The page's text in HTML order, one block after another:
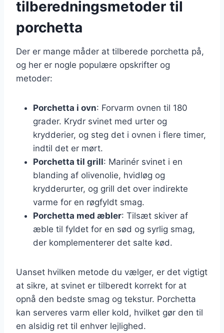
tilberedningsmetoder til
porchetta
Der er mange måder at tilberede porchetta på,
og her er nogle populære opskrifter og
metoder:
Porchetta i ovn: Forvarm ovnen til 180
grader. Krydr svinet med urter og
krydderier, og steg det i ovnen i flere timer,
indtil det er mørt.
Porchetta til grill: Marinér svinet i en
blanding af olivenolie, hvidløg og
krydderurter, og grill det over indirekte
varme for en røgfyldt smag.
Porchetta med æbler: Tilsæt skiver af
æble til fyldet for en sød og syrlig smag,
der komplementerer det salte kød.
Uanset hvilken metode du vælger, er det vigtigt
at sikre, at svinet er tilberedt korrekt for at
opnå den bedste smag og tekstur. Porchetta
kan serveres varm eller kold, hvilket gør den til
en alsidig ret til enhver lejlighed.